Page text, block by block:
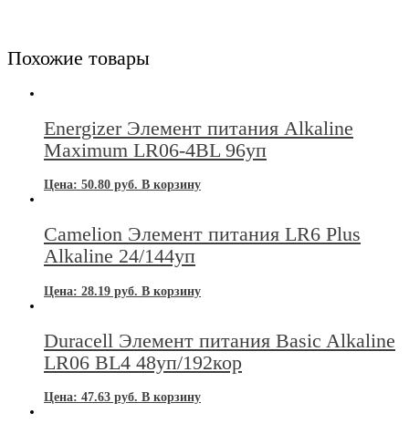
Похожие товары
Energizer Элемент питания Alkaline
Maximum LR06-4BL 96уп
Цена: 50.80 руб. В корзину
Camelion Элемент питания LR6 Plus
Alkaline 24/144уп
Цена: 28.19 руб. В корзину
Duracell Элемент питания Basic Alkaline
LR06 BL4 48уп/192кор
Цена: 47.63 руб. В корзину